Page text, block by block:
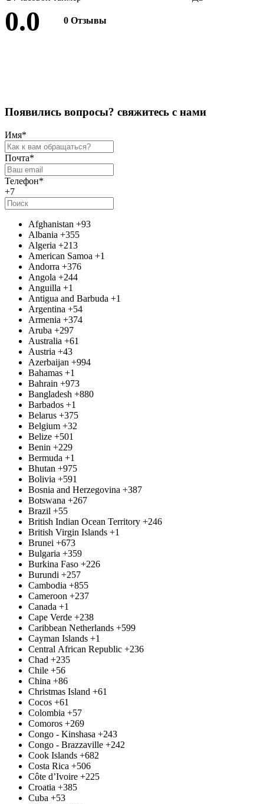
0.0 0 Отзывы
Появились вопросы? свяжитесь с нами
Имя*
Почта*
Телефон*
+7
Afghanistan +93
Albania +355
Algeria +213
American Samoa +1
Andorra +376
Angola +244
Anguilla +1
Antigua and Barbuda +1
Argentina +54
Armenia +374
Aruba +297
Australia +61
Austria +43
Azerbaijan +994
Bahamas +1
Bahrain +973
Bangladesh +880
Barbados +1
Belarus +375
Belgium +32
Belize +501
Benin +229
Bermuda +1
Bhutan +975
Bolivia +591
Bosnia and Herzegovina +387
Botswana +267
Brazil +55
British Indian Ocean Territory +246
British Virgin Islands +1
Brunei +673
Bulgaria +359
Burkina Faso +226
Burundi +257
Cambodia +855
Cameroon +237
Canada +1
Cape Verde +238
Caribbean Netherlands +599
Cayman Islands +1
Central African Republic +236
Chad +235
Chile +56
China +86
Christmas Island +61
Cocos +61
Colombia +57
Comoros +269
Congo - Kinshasa +243
Congo - Brazzaville +242
Cook Islands +682
Costa Rica +506
Côte d’Ivoire +225
Croatia +385
Cuba +53